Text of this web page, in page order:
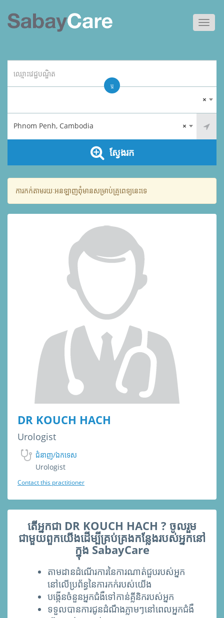
×
×
Phnom Penh, Cambodia
ស្វែងរក
ឬ
ការកក់តាមរយៈអនឡាញពុំមានសម្រាប់គ្រូពេទ្យនេះទេ
DR KOUCH HACH
Urologist
ជំនាញ/ឯកទេស
Urologist
Contact this practitioner
តើអ្នកជា DR KOUCH HACH ? ចូលរួម
ជាមួយពួកយើងដើម្បីគ្រប់គ្រងកន្លែងរបស់អ្នកនៅ
ក្នុង SabayCare
តាមដានដំណើរការនៃការណាត់ជួបរបស់អ្នក
នៅលើប្រព័ន្ធនៃការកក់របស់យើង
បង្កើនចំនួ​នអ្នកជំងឺទៅកាន់គ្លីនិករបស់អ្នក
ទទួលបានការជូនដំណឹងភ្លាមៗនៅពេលអ្នកជំងឺ